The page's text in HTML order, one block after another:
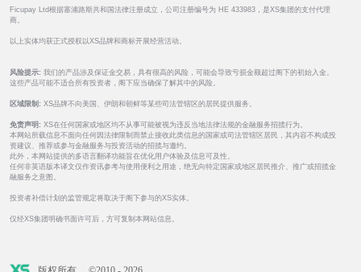
Ficupay Ltd根据塞浦路斯共和国法律注册成立，公司注册编号为 HE 433983，是XS集团的支付代理
商。
以上实体均获正式授权以XS品牌和商标开展经营活动。
风险提示: 我们的产品涉及保证金交易，具有很高的风险，可能会导致亏损金额超过阁下的初始入金。
这些产品可能不适合所有投资者，阁下应当确保了解其中的风险。
区域限制: XS品牌不向美国、伊朗和朝鲜等某些司法管辖区的居民提供服务。
免责声明: XS在任何国家或地区均不从事可能被视为违反当地法律法规的金融服务招揽行为。
本网站所载信息不面向任何因法律限制而禁止接收此类信息的国家或司法管辖区居民，其内容不构成投
资建议、推荐或参与金融服务与投资活动的招揽与邀约。
此外，本网站提供的多语言翻译功能旨在优化用户体验及信息可及性。
任何非英语版本译文仅作资讯参考与使用便利之用途，绝无向特定国家或地区居民推介、推广或招揽金
融服务之意图。
投资者补偿计划的监管规定将取决于阁下参与的XS实体。
仅经XS集团明确书面许可后，方可复制本网站信息。